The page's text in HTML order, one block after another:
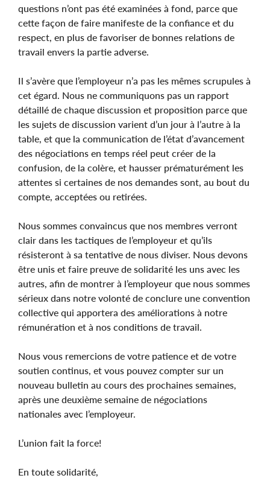
questions n’ont pas été examinées à fond, parce que
cette façon de faire manifeste de la confiance et du
respect, en plus de favoriser de bonnes relations de
travail envers la partie adverse.
Il s’avère que l’employeur n’a pas les mêmes scrupules à
cet égard. Nous ne communiquons pas un rapport
détaillé de chaque discussion et proposition parce que
les sujets de discussion varient d’un jour à l’autre à la
table, et que la communication de l’état d’avancement
des négociations en temps réel peut créer de la
confusion, de la colère, et hausser prématurément les
attentes si certaines de nos demandes sont, au bout du
compte, acceptées ou retirées.
Nous sommes convaincus que nos membres verront
clair dans les tactiques de l’employeur et qu’ils
résisteront à sa tentative de nous diviser. Nous devons
être unis et faire preuve de solidarité les uns avec les
autres, afin de montrer à l’employeur que nous sommes
sérieux dans notre volonté de conclure une convention
collective qui apportera des améliorations à notre
rémunération et à nos conditions de travail.
Nous vous remercions de votre patience et de votre
soutien continus, et vous pouvez compter sur un
nouveau bulletin au cours des prochaines semaines,
après une deuxième semaine de négociations
nationales avec l’employeur.
L’union fait la force!
En toute solidarité,